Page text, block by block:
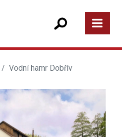
Vodní hamr Dobřív